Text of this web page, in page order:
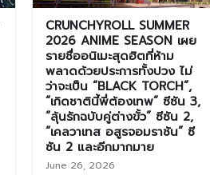
CRUNCHYROLL SUMMER
2026 ANIME SEASON เผย
รายชื่ออนิเมะสุดฮิตที่ห้าม
พลาดด้วยประการทั้งปวง ไม่
ว่าจะเป็น “BLACK TORCH”,
“เกิดชาตินี้พี่ต้องเทพ” ซีซัน 3,
“ลุ้นรักฉบับคู่ต่างขั้ว” ซีซัน 2,
“เคลวาเทส อสูรจอมราชัน” ซี
ซัน 2 และอีกมากมาย
June 26, 2026